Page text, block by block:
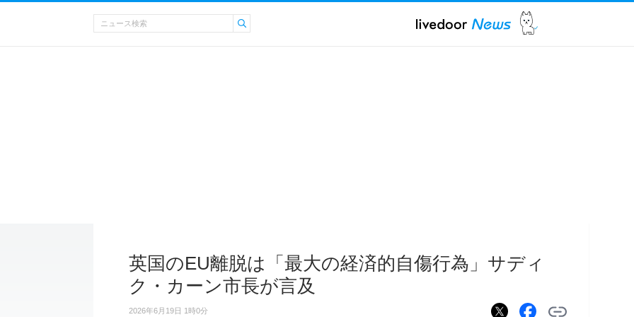
英国のEU離脱は「最大の経済的自傷行為」サディ
ク・カーン市長が言及
2026年6月19日 1時0分